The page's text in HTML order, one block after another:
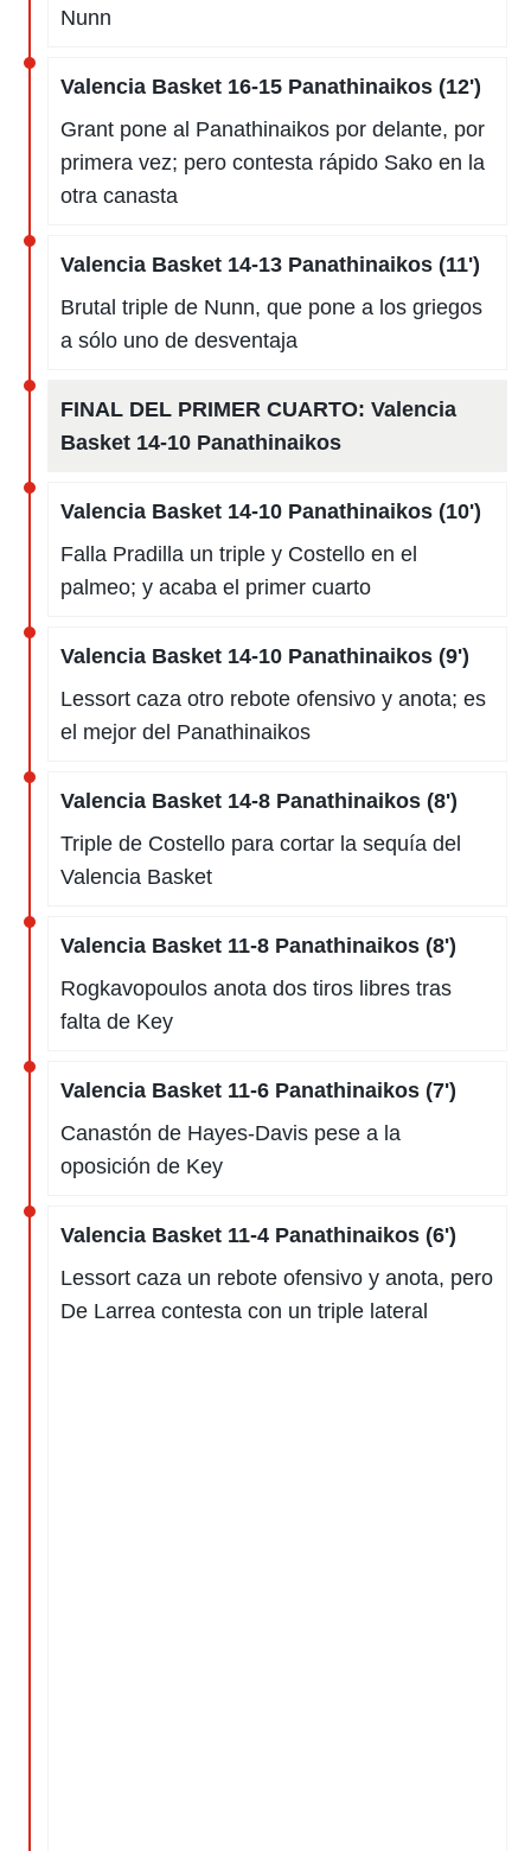
Nunn
Valencia Basket 16-15 Panathinaikos (12')
Grant pone al Panathinaikos por delante, por
primera vez; pero contesta rápido Sako en la
otra canasta
Valencia Basket 14-13 Panathinaikos (11')
Brutal triple de Nunn, que pone a los griegos
a sólo uno de desventaja
FINAL DEL PRIMER CUARTO: Valencia
Basket 14-10 Panathinaikos
Valencia Basket 14-10 Panathinaikos (10')
Falla Pradilla un triple y Costello en el
palmeo; y acaba el primer cuarto
Valencia Basket 14-10 Panathinaikos (9')
Lessort caza otro rebote ofensivo y anota; es
el mejor del Panathinaikos
Valencia Basket 14-8 Panathinaikos (8')
Triple de Costello para cortar la sequía del
Valencia Basket
Valencia Basket 11-8 Panathinaikos (8')
Rogkavopoulos anota dos tiros libres tras
falta de Key
Valencia Basket 11-6 Panathinaikos (7')
Canastón de Hayes-Davis pese a la
oposición de Key
Valencia Basket 11-4 Panathinaikos (6')
Lessort caza un rebote ofensivo y anota, pero
De Larrea contesta con un triple lateral